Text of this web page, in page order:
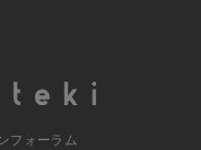
フォーラム